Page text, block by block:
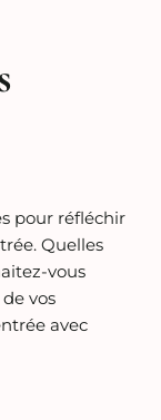
pour réfléchir
Quelles
vous
vos
avec